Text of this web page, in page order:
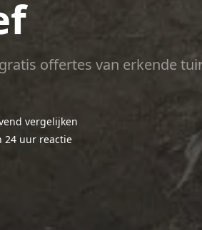
offertes van erkende
vergelijken
24 uur reactie